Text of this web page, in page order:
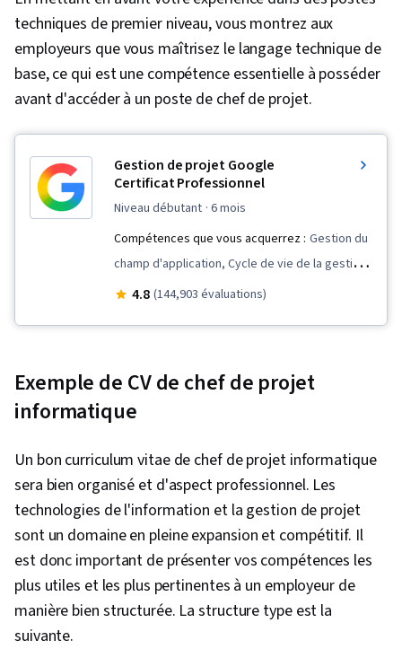
techniques de premier niveau, vous montrez aux
employeurs que vous maîtrisez le langage technique de
base, ce qui est une compétence essentielle à posséder
avant d'accéder à un poste de chef de projet.
Gestion de projet Google
Certificat Professionnel
niveau débutant · 6 mois
Compétences que vous acquerrez : Gestion du
champ d'application, Cycle de vie de la gestion
de projet, Compétences en matière
Qualité des produits (AQ/CQ), Rétrospectives
de sprint, Arriérés, Gestion de projet agile,
Leadership d'équipe, Clôture du projet, Gestion
de projet, Définition du champ d'application du
projet, Gestion du changement,
Développement logiciel agile, Témoignage de
l'utilisateur, Feuilles de route des produits,
Planification du sprint, Résolution de
problèmes, Coach, Logiciel de gestion de
4.8 (144,903 évaluations)
Exemple de CV de chef de projet
informatique
Un bon curriculum vitae de chef de projet informatique
sera bien organisé et d'aspect professionnel. Les
technologies de l'information et la gestion de projet
sont un domaine en pleine expansion et compétitif. Il
est donc important de présenter vos compétences les
plus utiles et les plus pertinentes à un employeur de
manière bien structurée. La structure type est la
suivante.